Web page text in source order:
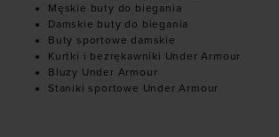
Męskie buty do biegania
Damskie buty do biegania
Buty sportowe damskie
Kurtki i bezrękawniki Under Armour
Bluzy Under Armour
Staniki sportowe Under Armour